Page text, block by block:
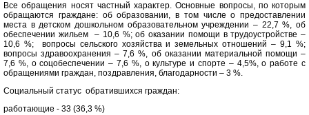
Все обращения носят частный характер. Основные вопросы, по которым
обращаются граждане: об образовании, в том числе о предоставлении
места в детском дошкольном образовательном учреждении – 22,7 %, об
обеспечении жильем – 10,6 %; об оказании помощи в трудоустройстве –
10,6 %; вопросы сельского хозяйства и земельных отношений – 9,1 %;
вопросы здравоохранения – 7,6 %, об оказании материальной помощи –
7,6 %, о соцобеспечении – 7,6 %, о культуре и спорте – 4,5%, о работе с
обращениями граждан, поздравления, благодарности – 3 %.
Социальный статус обратившихся граждан:
работающие - 33 (36,3 %)